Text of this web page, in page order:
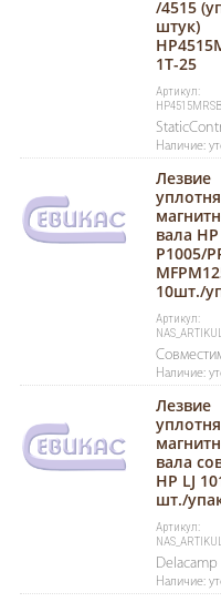
/4515
штук)
1T-25
Артикул:
Наличие:
Лезвие
вала НР
P1005/
10шт./
Артикул:
Наличие:
Лезвие
вала
HP LJ
шт./
Артикул:
Delacamp
Наличие: